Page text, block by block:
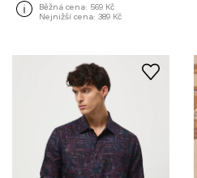
Běžná cena: 569 Kč
Nejnižší cena: 389 Kč